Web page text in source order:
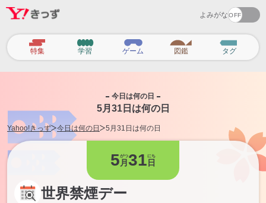
よみがな
カ
テ
特集 学習 ゲーム 図鑑 タグ
今日は何の日
5月31日は何の日
Yahoo!きっず 今日は何の日 5月31日は何の日
5 月
がつ31 日
にち
世界禁煙デー